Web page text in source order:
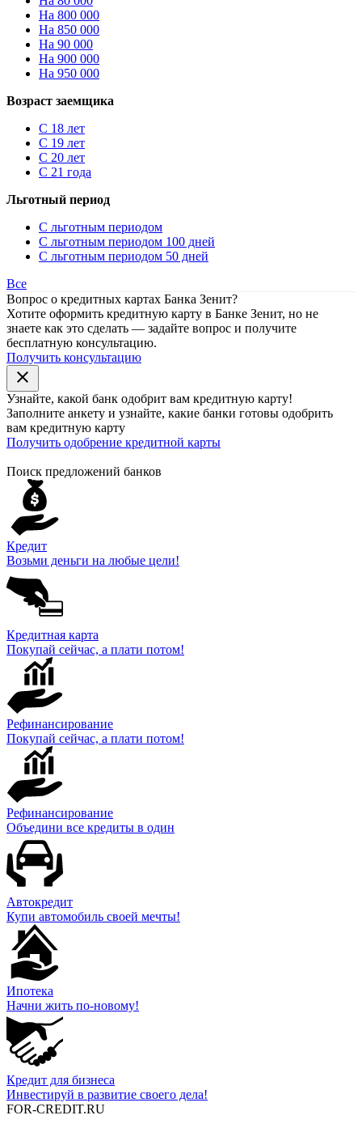
На 800 000
На 850 000
На 90 000
На 900 000
На 950 000
Возраст заемщика
С 18 лет
С 19 лет
С 20 лет
С 21 года
Льготный период
С льготным периодом
С льготным периодом 100 дней
С льготным периодом 50 дней
Все
Вопрос о кредитных картах Банка Зенит?
Хотите оформить кредитную карту в Банке Зенит, но не
знаете как это сделать — задайте вопрос и получите
бесплатную консультацию.
Получить консультацию
close
Узнайте, какой банк одобрит вам кредитную карту!
Заполните анкету и узнайте, какие банки готовы одобрить
вам кредитную карту
Получить одобрение кредитной карты
Поиск предложений банков
Кредит
Возьми деньги на любые цели!
Кредитная карта
Покупай сейчас, а плати потом!
Рефинансирование
Покупай сейчас, а плати потом!
Рефинансирование
Объедини все кредиты в один
Автокредит
Купи автомобиль своей мечты!
Ипотека
Начни жить по-новому!
Кредит для бизнеса
Инвестируй в развитие своего дела!
FOR-CREDIT.RU